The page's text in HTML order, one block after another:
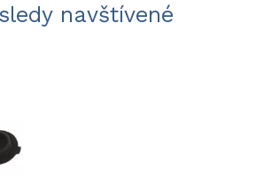
navštívené